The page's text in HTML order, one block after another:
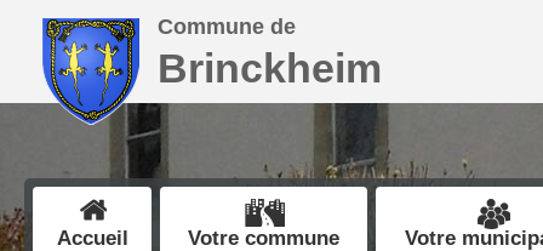
Commune de
Brinckheim
Accueil Votre commune Votre